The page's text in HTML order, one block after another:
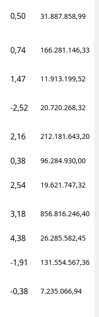
0,50 31.887.858,99
0,74 166.281.146,33
1,47 11.913.199,52
-2,52 20.720.268,32
2,16 212.181.643,20
0,38 96.284.930,00
2,54 19.621.747,32
3,18 856.816.246,40
4,38 26.285.582,45
-1,91 131.554.567,36
-0,38 7.235.066,94